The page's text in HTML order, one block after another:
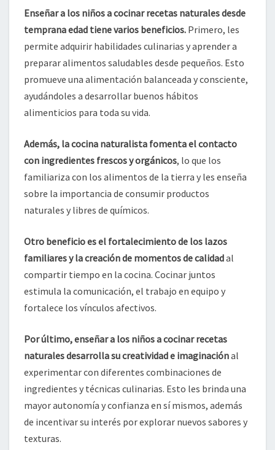
Enseñar a los niños a cocinar recetas naturales desde
temprana edad tiene varios beneficios. Primero, les
permite adquirir habilidades culinarias y aprender a
preparar alimentos saludables desde pequeños. Esto
promueve una alimentación balanceada y consciente,
ayudándoles a desarrollar buenos hábitos
alimenticios para toda su vida.
Además, la cocina naturalista fomenta el contacto
con ingredientes frescos y orgánicos, lo que los
familiariza con los alimentos de la tierra y les enseña
sobre la importancia de consumir productos
naturales y libres de químicos.
Otro beneficio es el fortalecimiento de los lazos
familiares y la creación de momentos de calidadal
compartir tiempo en la cocina. Cocinar juntos
estimula la comunicación, el trabajo en equipo y
fortalece los vínculos afectivos.
Por último, enseñar a los niños a cocinar recetas
naturales desarrolla su creatividad e imaginaciónal
experimentar con diferentes combinaciones de
ingredientes y técnicas culinarias. Esto les brinda una
mayor autonomía y confianza en sí mismos, además
de incentivar su interés por explorar nuevos sabores y
texturas.